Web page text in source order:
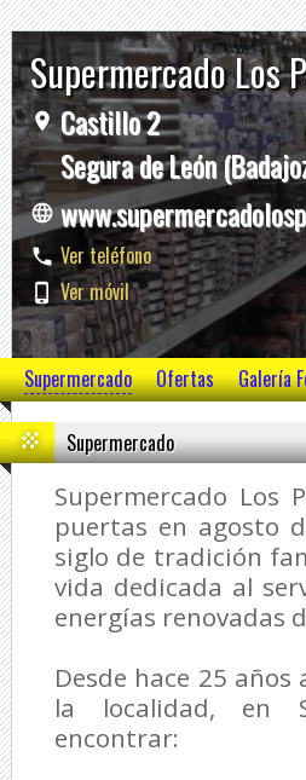
Supermercado Los
Castillo 2
Segura de León
Ver teléfono
Ver móvil
Supermercado Ofertas Galería
Supermercado
Supermercado Los
puertas en agosto
siglo de tradición
vida dedicada al
energías renovadas
Desde hace 25
la localidad, en
encontrar: